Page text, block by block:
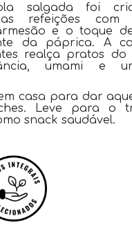
salgada foi
refeições
e o toque
da páprica. A
realça pratos
umami e
casa para dar
Leve para o
snack saudável.